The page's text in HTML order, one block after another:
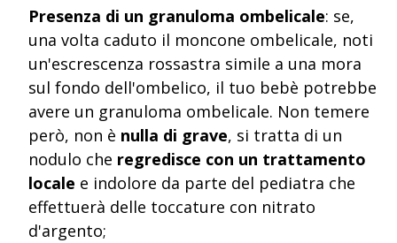
Presenza di un granuloma ombelicale: se,
una volta caduto il moncone ombelicale, noti
un'escrescenza rossastra simile a una mora
sul fondo dell'ombelico, il tuo bebè potrebbe
avere un granuloma ombelicale. Non temere
però, non è nulla di grave, si tratta di un
nodulo che regredisce con un trattamento
locale e indolore da parte del pediatra che
effettuerà delle toccature con nitrato
d'argento;